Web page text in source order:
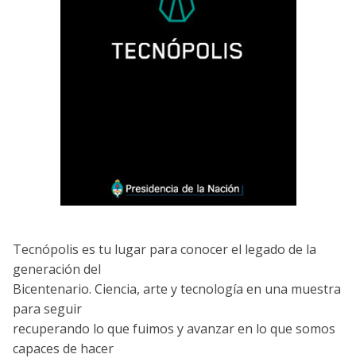
Tecnópolis es tu lugar para conocer el legado de la
generación del
Bicentenario. Ciencia, arte y tecnología en una muestra
para seguir
recuperando lo que fuimos y avanzar en lo que somos
capaces de hacer